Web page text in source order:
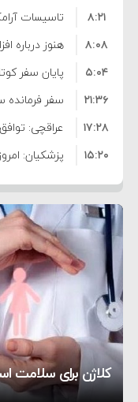
تاسیسات
۸:۲۱
هنوز درباره
است/ کالا
۸:۰۸
پایان سفر
۵:۰۴
سفر فرمانده
۲۱:۳۶
عراقچی:
۱۱ درصدی ایران از خزر
۱۷:۲۸
پزشکیان:
است
۱۵:۲۰
ترامپ:
۸:۳۶
بازداشت
فساد و
۱۰:۳۳
حادثه دریایی
۵:۱۷
معاون دفتر
واهی و
زمان و
نشده است
۲۰:۳۹
وزیر جنگ
نظامی علیه
۶:۵۰
موافقت
۶:۲۱
کلاژن برای سلامت
کمک خورشید به رفع
تحسین کارگردان
از عشق عمیق به